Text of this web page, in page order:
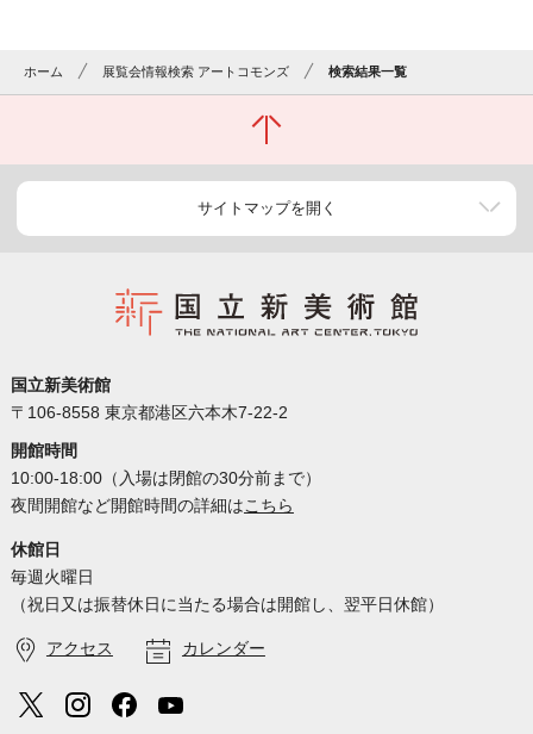
ホーム 展覧会情報検索 アートコモンズ 検索結果一覧
サイトマップを開く
国立新美術館
〒106-8558 東京都港区六本木7-22-2
開館時間
10:00-18:00（入場は閉館の30分前まで）
夜間開館など開館時間の詳細はこちら
休館日
毎週火曜日
（祝日又は振替休日に当たる場合は開館し、翌平日休館）
アクセス カレンダー